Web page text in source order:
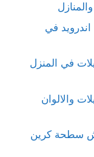
في
في المنزل
والالوان
سطحة كرين